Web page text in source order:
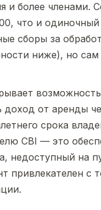
и более членами.
что и одиночный
сборы за
ниже), но сам
доход от аренды
срока
CBI — это
недоступный на
привлекателен с